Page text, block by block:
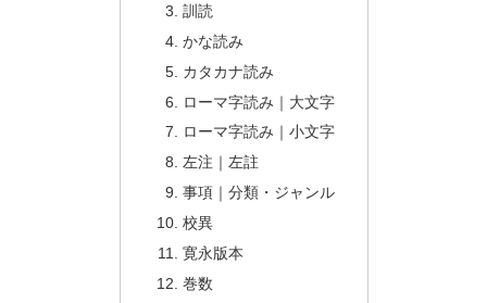
訓読
かな読み
カタカナ読み
ローマ字読み｜大文字
ローマ字読み｜小文字
左注｜左註
事項｜分類・ジャンル
校異
寛永版本
巻数